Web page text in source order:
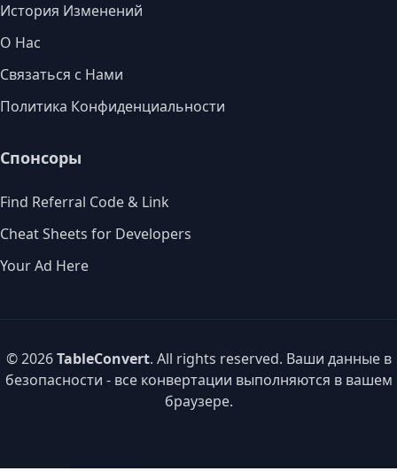
История Изменений
О Нас
Связаться с Нами
Политика Конфиденциальности
Спонсоры
Find Referral Code & Link
Cheat Sheets for Developers
Your Ad Here
© 2026TableConvert. All rights reserved. Ваши данные в
безопасности - все конвертации выполняются в вашем
браузере.